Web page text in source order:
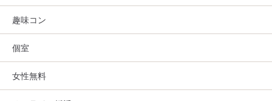
趣味コン
個室
女性無料